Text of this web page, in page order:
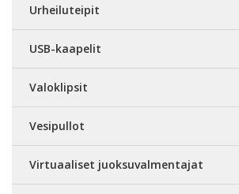
Urheiluteipit
USB-kaapelit
Valoklipsit
Vesipullot
Virtuaaliset juoksuvalmentajat